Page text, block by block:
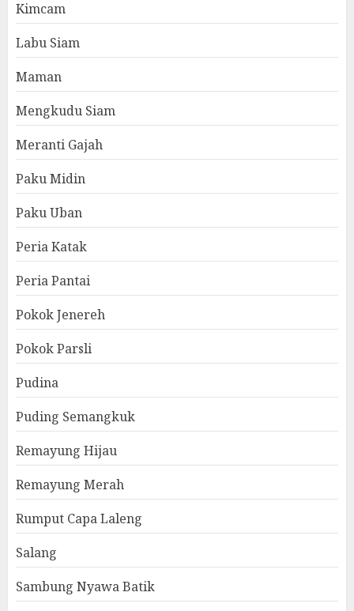
Kimcam
Labu Siam
Maman
Mengkudu Siam
Meranti Gajah
Paku Midin
Paku Uban
Peria Katak
Peria Pantai
Pokok Jenereh
Pokok Parsli
Pudina
Puding Semangkuk
Remayung Hijau
Remayung Merah
Rumput Capa Laleng
Salang
Sambung Nyawa Batik